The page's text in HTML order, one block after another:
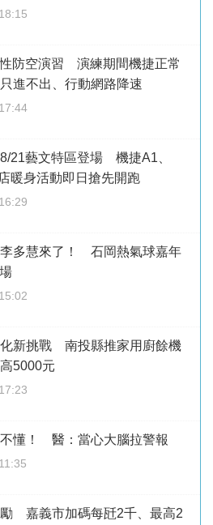
防空演習 演練期間機捷正常
進不出、行動網路降速
21藝文特區登場 機捷A1、
暖身活動即日搶先開跑
多慧來了！ 石岡熱氣球嘉年
新挑戰 南投縣推家用廚餘機
高5000元
懂！ 醫：當心大腦拉警報
嘉義市加碼每瓩2千、最高2